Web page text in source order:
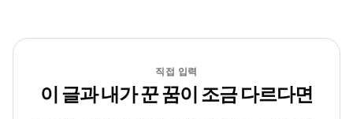
직접 입력
이 글과 내가 꾼 꿈이 조금 다르다면